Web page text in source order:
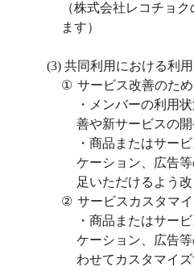
（株式会社レコチョ
ます）
(3) 共同利用における利
① サービス改善のため
・メンバーの利用
善や新サービスの
・商品またはサー
ケーション、広告
足いただけるよう
② サービスカスタマ
・商品またはサー
ケーション、広告
わせてカスタマイ